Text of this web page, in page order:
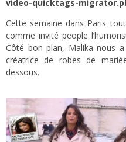
video-quicktags-
Cette semaine dans Paris
comme invité people
Côté bon plan, Malika nous
créatrice de robes de
dessous.